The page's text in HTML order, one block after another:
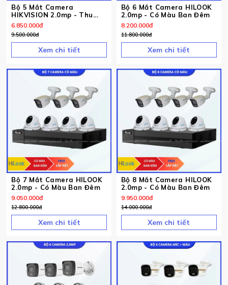
Bộ 5 Mắt Camera
HIKVISION 2.0mp - Thu
Tiếng
6.850.000đ
9.500.000đ
Xem chi tiết
Bộ 6 Mắt Camera HILOOK
2.0mp - Có Màu Ban Đêm
8.200.000đ
11.800.000đ
Xem chi tiết
Bộ 7 Mắt Camera HILOOK
2.0mp - Có Màu Ban Đêm
9.050.000đ
12.800.000đ
Xem chi tiết
Bộ 8 Mắt Camera HILOOK
2.0mp - Có Màu Ban Đêm
9.950.000đ
14.000.000đ
Xem chi tiết